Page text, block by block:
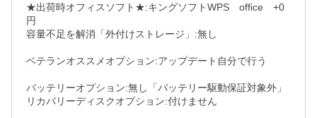
★出荷時オフィスソフト★:キングソフトWPS　office　+0
円
容量不足を解消「外付けストレージ」:無し
ベテランオススメオプション:アップデート自分で行う
バッテリーオプション:無し「バッテリー駆動保証対象外」
リカバリーディスクオプション:付けません